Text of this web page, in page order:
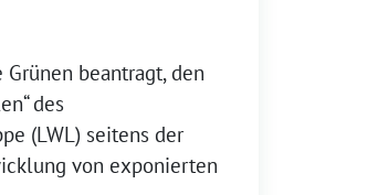
beantragt, den
des
(LWL) seitens der
von exponierten